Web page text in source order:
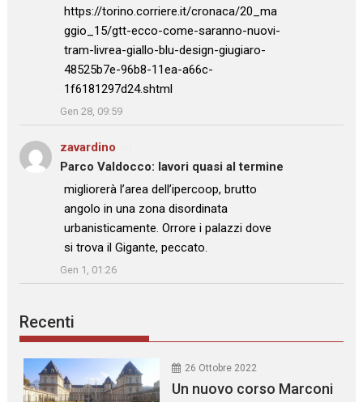
https://torino.corriere.it/cronaca/20_ma
ggio_15/gtt-ecco-come-saranno-nuovi-
tram-livrea-giallo-blu-design-giugiaro-
48525b7e-96b8-11ea-a66c-
1f6181297d24.shtml
Gen 28, 09:59
zavardino
Parco Valdocco: lavori quasi al termine
: “
migliorerà l’area dell’ipercoop, brutto
angolo in una zona disordinata
urbanisticamente. Orrore i palazzi dove
si trova il Gigante, peccato.
”
Gen 1, 01:26
Recenti
26 Ottobre 2022
Un nuovo corso Marconi